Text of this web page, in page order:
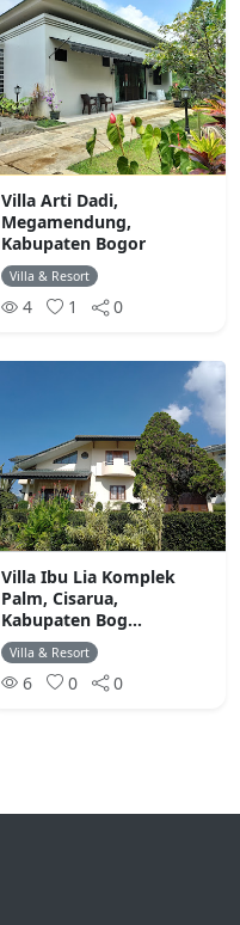
Villa Arti Dadi,
Megamendung,
Kabupaten Bogor
Villa & Resort
4 1 0
Villa Ibu Lia Komplek
Palm, Cisarua,
Kabupaten Bog...
Villa & Resort
6 0 0